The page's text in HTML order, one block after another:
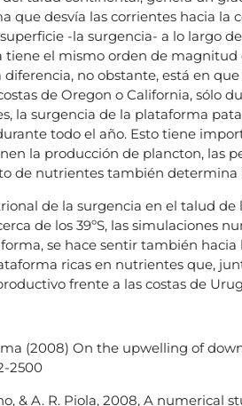
que desvía las corrientes hacia la
-la surgencia- a lo largo
tiene el mismo orden de magnitud
no obstante, está en
de Oregon o California, sólo
la surgencia de la plataforma
todo el año. Esto tiene
la producción de plancton, las
de nutrientes también determina
de la surgencia en el talud de
de los 39ºS, las simulaciones
se hace sentir también
ricas en nutrientes que,
frente a las costas de
(2008) On the upwelling of
2500
& A. R. Piola, 2008, A